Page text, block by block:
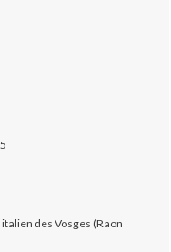
des Vosges (Raon